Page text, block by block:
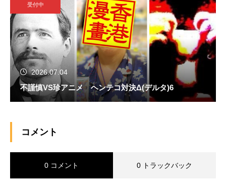
受付中
2026.07.04
不謹慎VS珍アニメ ヘンテコ対決Δ(デルタ)6
コメント
0 コメント 0 トラックバック